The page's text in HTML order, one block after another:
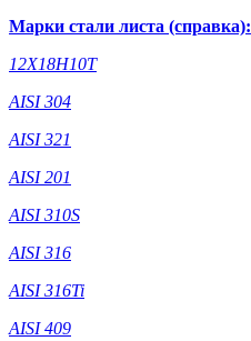
Марки стали листа (справка):
12Х18Н10Т
AISI 304
AISI 321
AISI 201
AISI 310S
AISI 316
AISI 316Ti
AISI 409